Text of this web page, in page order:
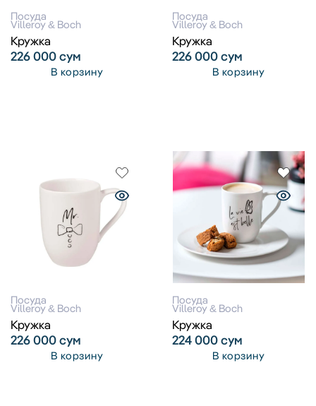
Посуда
Villeroy & Boch
Кружка
226 000сум
В корзину
Посуда
Villeroy & Boch
Кружка
226 000сум
В корзину
Посуда
Villeroy & Boch
Кружка
226 000сум
В корзину
Посуда
Villeroy & Boch
Кружка
224 000сум
В корзину